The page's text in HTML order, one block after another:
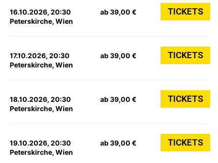
16.10.2026, 20:30
Peterskirche, Wien
ab 39,00 € TICKETS
17.10.2026, 20:30
Peterskirche, Wien
ab 39,00 € TICKETS
18.10.2026, 20:30
Peterskirche, Wien
ab 39,00 € TICKETS
19.10.2026, 20:30
Peterskirche, Wien
ab 39,00 € TICKETS